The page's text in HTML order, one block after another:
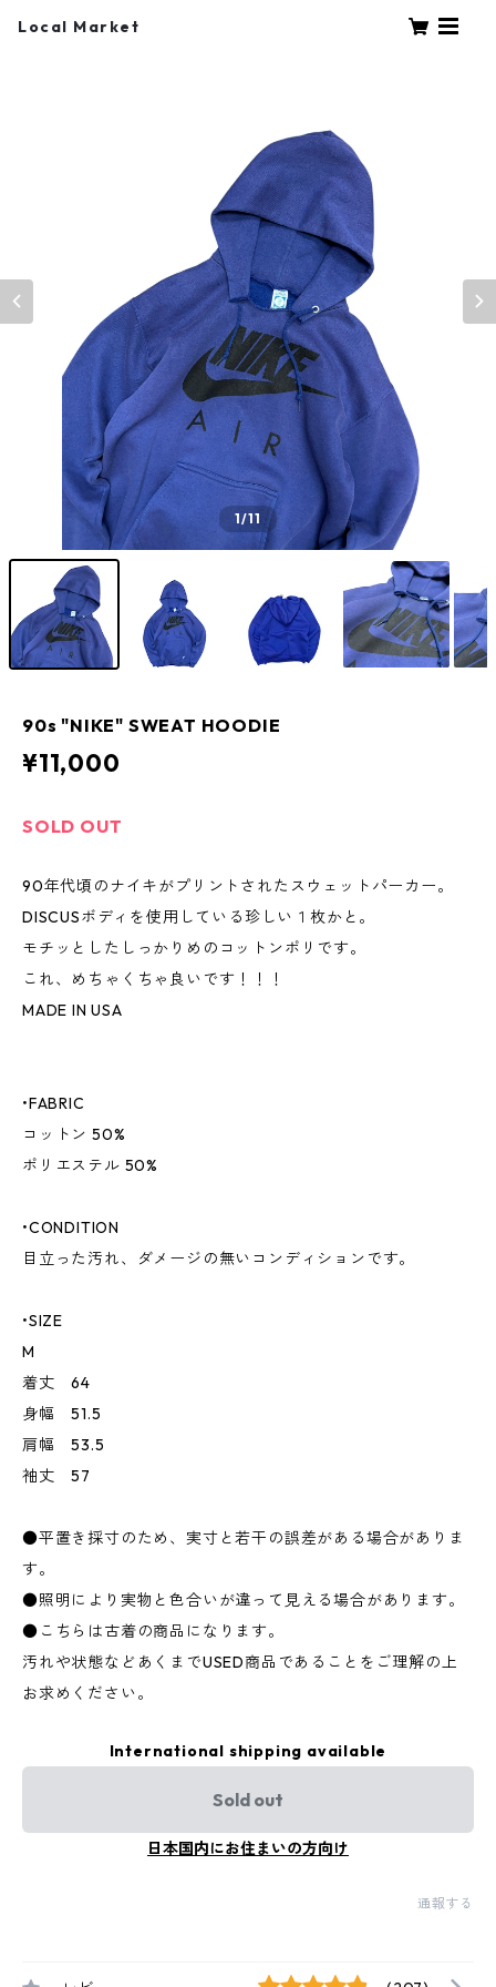
Local Market
1/11
90s "NIKE" SWEAT HOODIE
¥11,000
SOLD OUT
90年代頃のナイキがプリントされたスウェットパーカー。
DISCUSボディを使用している珍しい１枚かと。
モチッとしたしっかりめのコットンポリです。
これ、めちゃくちゃ良いです！！！
MADE IN USA
•FABRIC
コットン 50%
ポリエステル 50%
•CONDITION
目立った汚れ、ダメージの無いコンディションです。
•SIZE
M
着丈 64
身幅 51.5
肩幅 53.5
袖丈 57
●平置き採寸のため、実寸と若干の誤差がある場合がありま
す。
●照明により実物と色合いが違って見える場合があります。
●こちらは古着の商品になります。
汚れや状態などあくまでUSED商品であることをご理解の上
お求めください。
International shipping available
Sold out
日本国内にお住まいの方向け
通報する